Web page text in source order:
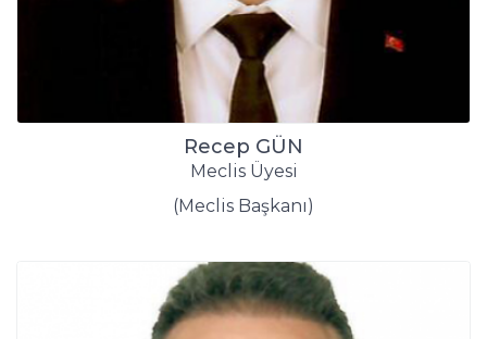
Recep GÜN
Meclis Üyesi
(Meclis Başkanı)